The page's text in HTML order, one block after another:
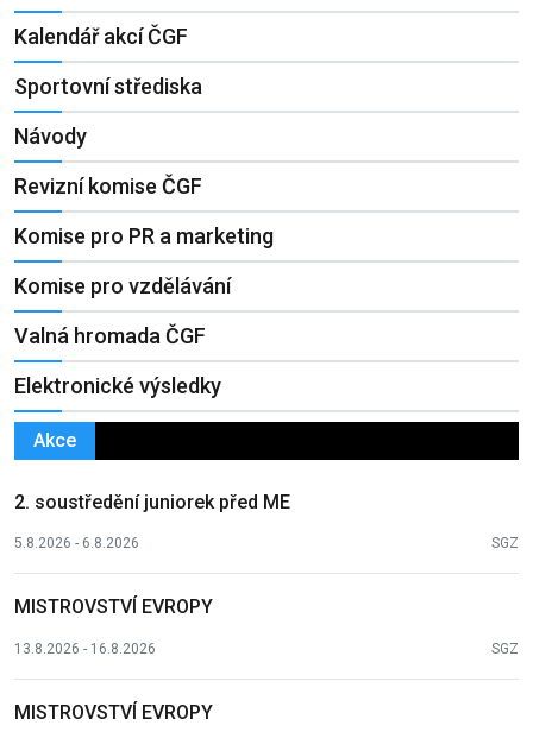
Kalendář akcí ČGF
Sportovní střediska
Návody
Revizní komise ČGF
Komise pro PR a marketing
Komise pro vzdělávání
Valná hromada ČGF
Elektronické výsledky
Akce
2. soustředění juniorek před ME
5.8.2026 - 6.8.2026 SGZ
MISTROVSTVÍ EVROPY
13.8.2026 - 16.8.2026 SGZ
MISTROVSTVÍ EVROPY